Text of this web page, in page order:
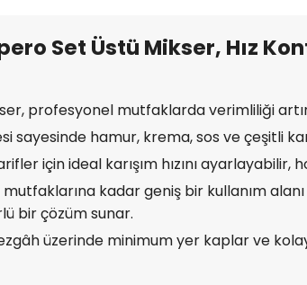
Set Üstü Mikser, Hız
profesyonel mutfaklarda verimliliği
hamur, krema, sos ve çeşitli
için ideal karışım hızını
kadar geniş bir kullanım
bir çözüm sunar.
üzerinde minimum yer kaplar ve